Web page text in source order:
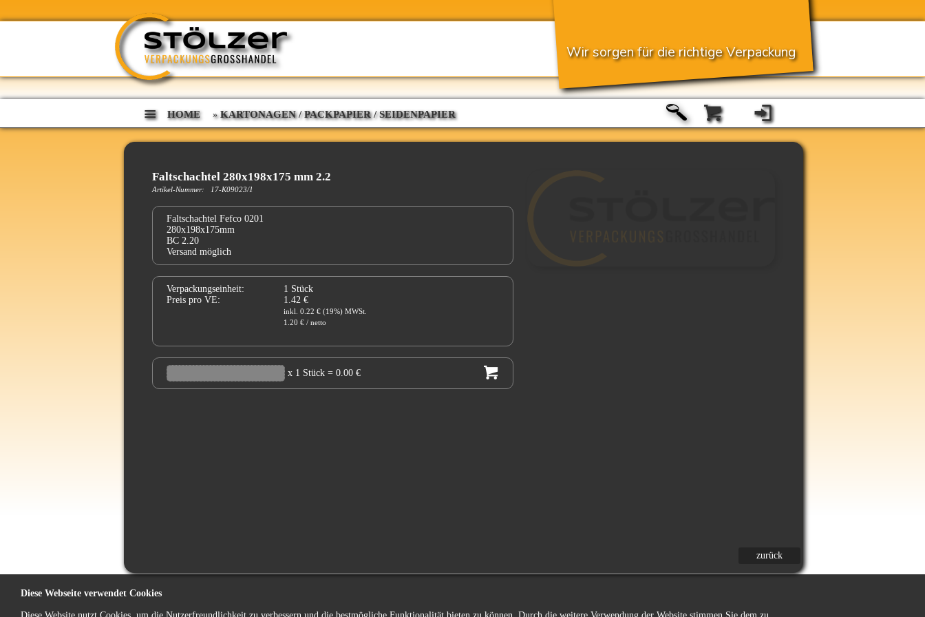
Wir sorgen für die richtige Verpackung
HOME »KARTONAGEN / PACKPAPIER / SEIDENPAPIER
Faltschachtel 280x198x175 mm 2.2
Artikel-Nummer: 17-K09023/1
Faltschachtel Fefco 0201
280x198x175mm
BC 2.20
Versand möglich
Verpackungseinheit:
1 Stück
Preis pro VE:
1.42 €
inkl. 0.22 € (19%) MWSt.
1.20 € / netto
x 1 Stück = 0.00 €
zurück
Diese Webseite verwendet Cookies